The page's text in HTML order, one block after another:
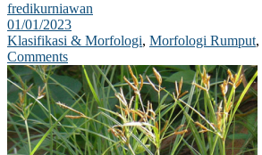
fredikurniawan
01/01/2023
Klasifikasi & Morfologi, Morfologi Rumput,
Comments